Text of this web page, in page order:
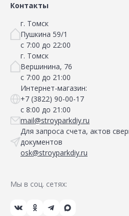
Контакты
г. Томск
Пушкина 59/1
с 7:00 до 22:00
г. Томск
Вершинина, 76
с 7:00 до 21:00
Интернет-магазин:
+7 (3822) 90-00-17
с 8:00 до 21:00
mail@stroyparkdiy.ru
Для запроса счета, актов
документов
osk@stroyparkdiy.ru
Мы в соц. сетях: